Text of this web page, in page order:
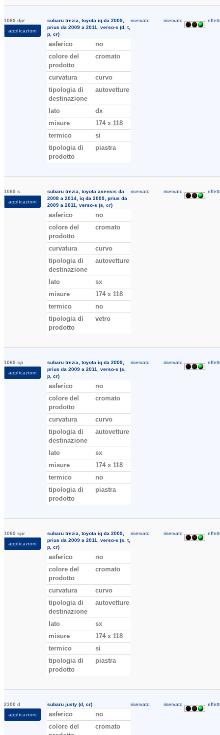
1069 dpr
applicazioni
subaru trezia, toyota iq da 2009,
prius da 2009 a 2011, verso-s (d, t,
p, cr)
asferico
no
colore del
prodotto
cromato
curvatura
curvo
tipologia di
destinazione
autovetture
lato
dx
misure
174 x 118
termico
si
tipologia di
prodotto
piastra
riservato riservato
1069 s
applicazioni
subaru trezia, toyota avensis da
2008 a 2014, iq da 2009, prius da
2009 a 2011, verso-s (s, cr)
asferico
no
colore del
prodotto
cromato
curvatura
curvo
tipologia di
destinazione
autovetture
lato
sx
misure
174 x 118
termico
no
tipologia di
prodotto
vetro
riservato riservato
1069 sp
applicazioni
subaru trezia, toyota iq da 2009,
prius da 2009 a 2011, verso-s (s,
p, cr)
asferico
no
colore del
prodotto
cromato
curvatura
curvo
tipologia di
destinazione
autovetture
lato
sx
misure
174 x 118
termico
no
tipologia di
prodotto
piastra
riservato riservato
1069 spr
applicazioni
subaru trezia, toyota iq da 2009,
prius da 2009 a 2011, verso-s (s, t,
p, cr)
asferico
no
colore del
prodotto
cromato
curvatura
curvo
tipologia di
destinazione
autovetture
lato
sx
misure
174 x 118
termico
si
tipologia di
prodotto
piastra
riservato riservato
2300 d
applicazioni
subaru justy (d, cr)
asferico
no
colore del
cromato
riservato riservato